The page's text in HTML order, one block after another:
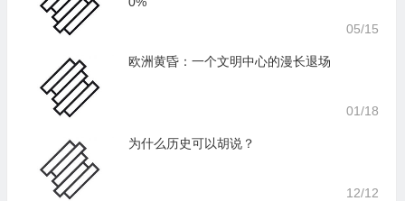
05/15
欧洲黄昏：一个文明中心的漫长退场
01/18
为什么历史可以胡说？
12/12